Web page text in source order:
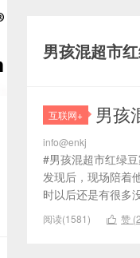
男孩混超市
互联网+ 男孩
info@enkj
#男孩混超市红绿
发现后，现场陪着
时以后还是有很多
阅读(1581)  赞 (2